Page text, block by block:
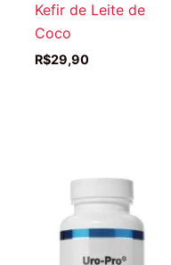
Kefir de Leite de
Coco
R$29,90